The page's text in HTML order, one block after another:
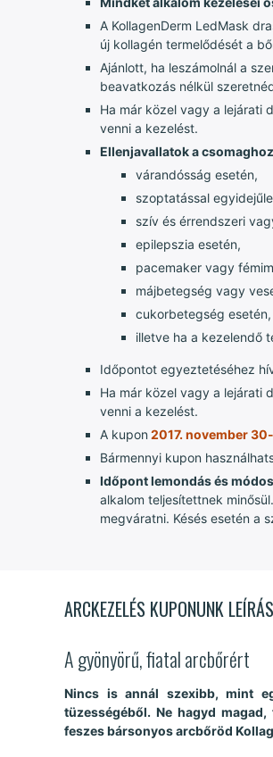
A KollagenDerm LedMask
új kollagén termelődését a
Ajánlott, ha leszámolnál a
beavatkozás nélkül
Ha már közel vagy a lejárati
venni a kezelést.
Ellenjavallatok a
várandósság esetén,
szoptatással
szív és érrendszeri
epilepszia esetén,
pacemaker vagy
májbetegség vagy
cukorbetegség esetén,
illetve ha a kezelendő
Időpontot egyeztetéséhez
Ha már közel vagy a lejárati
venni a kezelést.
A kupon 2017. november
Bármennyi kupon
Időpont lemondás és
alkalom teljesítettnek
megváratni. Késés esetén a
ARCKEZELÉS KUPONUNK
A gyönyörű, fiatal arcbőrért
Nincs is annál szexibb, mint
tüzességéből. Ne hagyd
feszes bársonyos arcbőröd